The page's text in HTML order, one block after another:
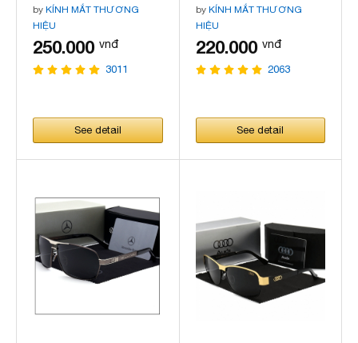
hàng hiệu
by KÍNH MẮT THƯƠNG
HIỆU
250.000 vnđ
3011
See detail
trang, hàng cao cấp,
mẫu mới nhất
by KÍNH MẮT THƯƠNG
HIỆU
220.000 vnđ
2063
See detail